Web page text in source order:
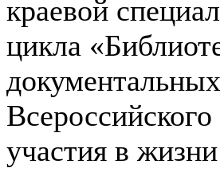
краевой
цикла
участия в